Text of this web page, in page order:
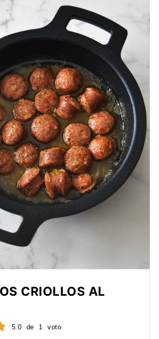
CRIOLLOS AL
5.0 de 1 voto